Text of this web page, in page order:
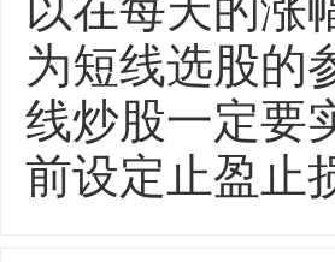
为短线选股的
线炒股一定要
前设定止盈